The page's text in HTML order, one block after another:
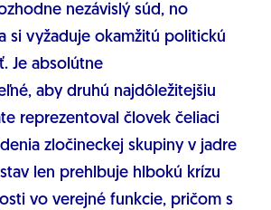
nezávislý súd, no
si vyžaduje okamžitú politickú
Je absolútne
aby druhú najdôležitejšiu
reprezentoval človek čeliaci
zločineckej skupiny v jadre
len prehlbuje hlbokú krízu
vo verejné funkcie, pričom s